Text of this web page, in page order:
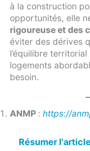
à la construction
opportunités, elle
rigoureuse et des
éviter des dérives
l’équilibre
logements
besoin.
ANMP : https://
Résumer